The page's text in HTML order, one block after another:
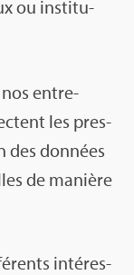
ou ins­ti­tu­
nos entre­
les pres­
don­nées
de manière
inté­res­